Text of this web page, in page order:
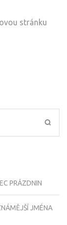
stránku
PRÁZDNIN
JMÉNA